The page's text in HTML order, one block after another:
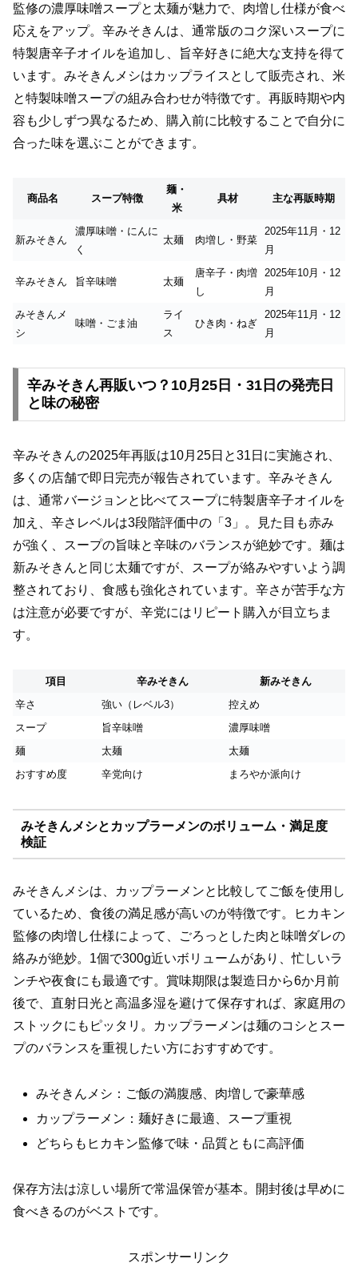
監修の濃厚味噌スープと太麺が魅力で、肉増し仕様が食べ
応えをアップ。辛みそきんは、通常版のコク深いスープに
特製唐辛子オイルを追加し、旨辛好きに絶大な支持を得て
います。みそきんメシはカップライスとして販売され、米
と特製味噌スープの組み合わせが特徴です。再販時期や内
容も少しずつ異なるため、購入前に比較することで自分に
合った味を選ぶことができます。
商品名 スープ特徴
麺・
米
具材 主な再販時期
新みそきん
濃厚味噌・にんに
く
太麺 肉増し・野菜
2025年11月・12
月
辛みそきん 旨辛味噌 太麺
唐辛子・肉増
し
2025年10月・12
月
みそきんメ
シ
味噌・ごま油
ライ
ス
ひき肉・ねぎ
2025年11月・12
月
辛みそきん再販いつ？10月25日・31日の発売日
と味の秘密
辛みそきんの2025年再販は10月25日と31日に実施され、
多くの店舗で即日完売が報告されています。辛みそきん
は、通常バージョンと比べてスープに特製唐辛子オイルを
加え、辛さレベルは3段階評価中の「3」。見た目も赤み
が強く、スープの旨味と辛味のバランスが絶妙です。麺は
新みそきんと同じ太麺ですが、スープが絡みやすいよう調
整されており、食感も強化されています。辛さが苦手な方
は注意が必要ですが、辛党にはリピート購入が目立ちま
す。
項目 辛みそきん
新みそきん
辛さ
強い（レベル3）
控えめ
スープ
旨辛味噌
濃厚味噌
麺
太麺
太麺
おすすめ度
辛党向け まろやか派向け
みそきんメシとカップラーメンのボリューム・満足度
検証
みそきんメシは、カップラーメンと比較してご飯を使用し
ているため、食後の満足感が高いのが特徴です。ヒカキン
監修の肉増し仕様によって、ごろっとした肉と味噌ダレの
絡みが絶妙。1個で300g近いボリュームがあり、忙しいラ
ンチや夜食にも最適です。賞味期限は製造日から6か月前
後で、直射日光と高温多湿を避けて保存すれば、家庭用の
ストックにもピッタリ。カップラーメンは麺のコシとスー
プのバランスを重視したい方におすすめです。
みそきんメシ：ご飯の満腹感、肉増しで豪華感
カップラーメン：麺好きに最適、スープ重視
どちらもヒカキン監修で味・品質ともに高評価
保存方法は涼しい場所で常温保管が基本。開封後は早めに
食べきるのがベストです。
スポンサーリンク